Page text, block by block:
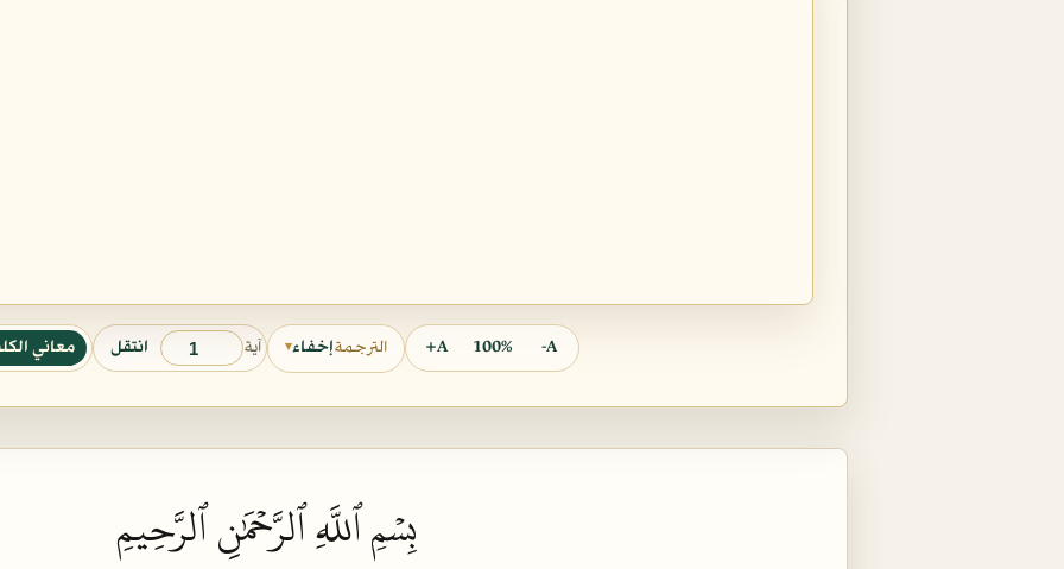
A-
100%
A+ الترجمةإخفاء▾ آية انتقل معاني
بِسۡمِ ٱللَّهِ ٱلرَّحۡمَٰنِ ٱلرَّحِيمِ